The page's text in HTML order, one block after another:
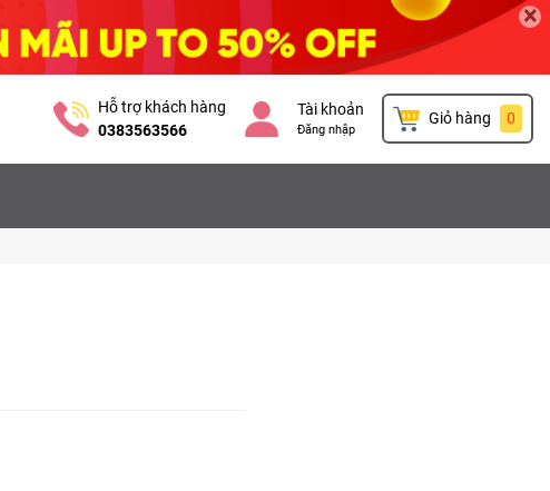
×
Hỗ trợ khách hàng
0383563566
Tài khoản
Đăng nhập
Giỏ hàng 0